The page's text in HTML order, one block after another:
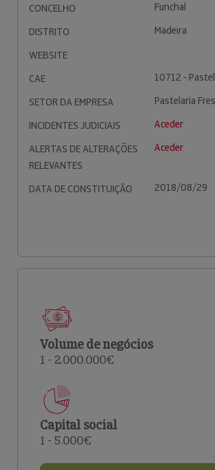
CONCELHO
Funchal
DISTRITO
Madeira
WEBSITE
CAE
10712 -
SETOR DA EMPRESA
Pastelaria
INCIDENTES JUDICIAIS
Aceder
ALERTAS DE ALTERAÇÕES
RELEVANTES
Aceder
DATA DE CONSTITUIÇÃO 2018/08/29
Volume de negócios
1 - 2.000.000€
Capital social
1 - 5.000€